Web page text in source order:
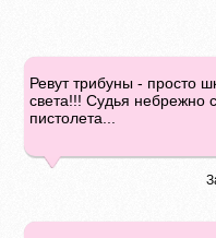
Ревут трибуны - просто
света!!! Судья небрежно
пистолета...